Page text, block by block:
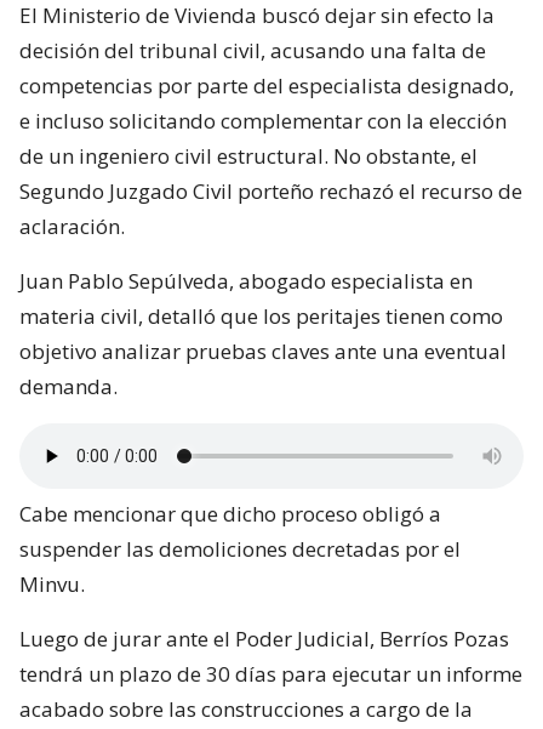
El Ministerio de Vivienda buscó dejar sin efecto la
decisión del tribunal civil, acusando una falta de
competencias por parte del especialista designado,
e incluso solicitando complementar con la elección
de un ingeniero civil estructural. No obstante, el
Segundo Juzgado Civil porteño rechazó el recurso de
aclaración.
Juan Pablo Sepúlveda, abogado especialista en
materia civil, detalló que los peritajes tienen como
objetivo analizar pruebas claves ante una eventual
demanda.
Cabe mencionar que dicho proceso obligó a
suspender las demoliciones decretadas por el
Minvu.
Luego de jurar ante el Poder Judicial, Berríos Pozas
tendrá un plazo de 30 días para ejecutar un informe
acabado sobre las construcciones a cargo de la